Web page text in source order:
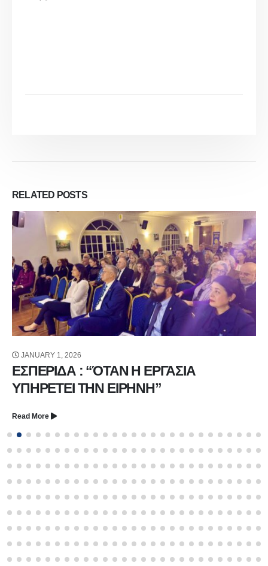
RELATED POSTS
JANUARY 1, 2026
ΕΣΠΕΡΙΔΑ : “ΌΤΑΝ Η ΕΡΓΑΣΙΑ
ΥΠΗΡΕΤΕΙ ΤΗΝ ΕΙΡΗΝΗ”
Read More